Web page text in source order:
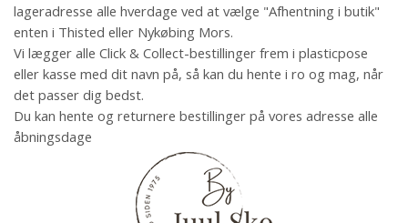
lageradresse alle hverdage ved at vælge "Afhentning i butik"
enten i Thisted eller Nykøbing Mors.
Vi lægger alle Click & Collect-bestillinger frem i plasticpose
eller kasse med dit navn på, så kan du hente i ro og mag, når
det passer dig bedst.
Du kan hente og returnere bestillinger på vores adresse alle
åbningsdage